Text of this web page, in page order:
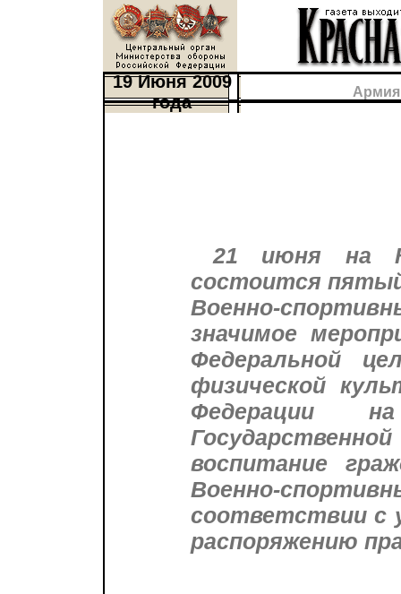
19 Июня 2009
года
21 июня на
состоится
Военно-
значимое
Федеральной
физической
Федерации
воспитание
Военно-
соответствии с
распоряжению